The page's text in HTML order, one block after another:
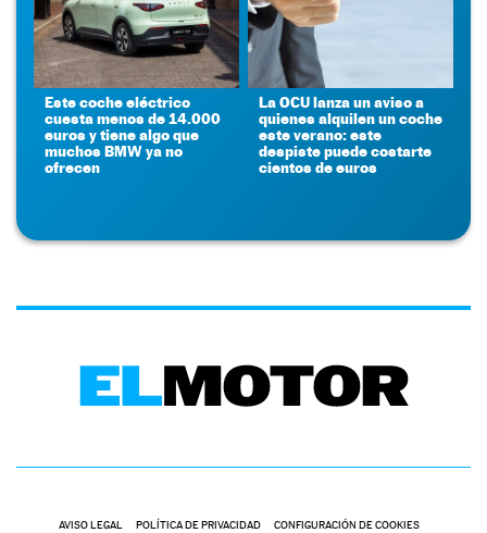
Este coche eléctrico
cuesta menos de 14.000
euros y tiene algo que
muchos BMW ya no
ofrecen
La OCU lanza un aviso a
quienes alquilen un coche
este verano: este
despiste puede costarte
cientos de euros
AVISO LEGAL POLÍTICA DE PRIVACIDAD CONFIGURACIÓN DE COOKIES